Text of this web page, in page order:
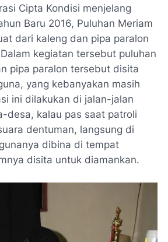
Cipta Kondisi menjelang
Baru 2016, Puluhan Meriam
dari kaleng dan pipa paralon
kegiatan tersebut puluhan
pipa paralon tersebut disita
yang kebanyakan masih
ini dilakukan di jalan-jalan
desa, kalau pas saat patroli
dentuman, langsung di
dibina di tempat
disita untuk diamankan.